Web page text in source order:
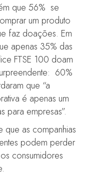
que 56% se
um produto
faz doações. Em
apenas 35% das
FTSE 100 doam
60%
que “a
é apenas um
para empresas”.
as companhias
podem perder
consumidores